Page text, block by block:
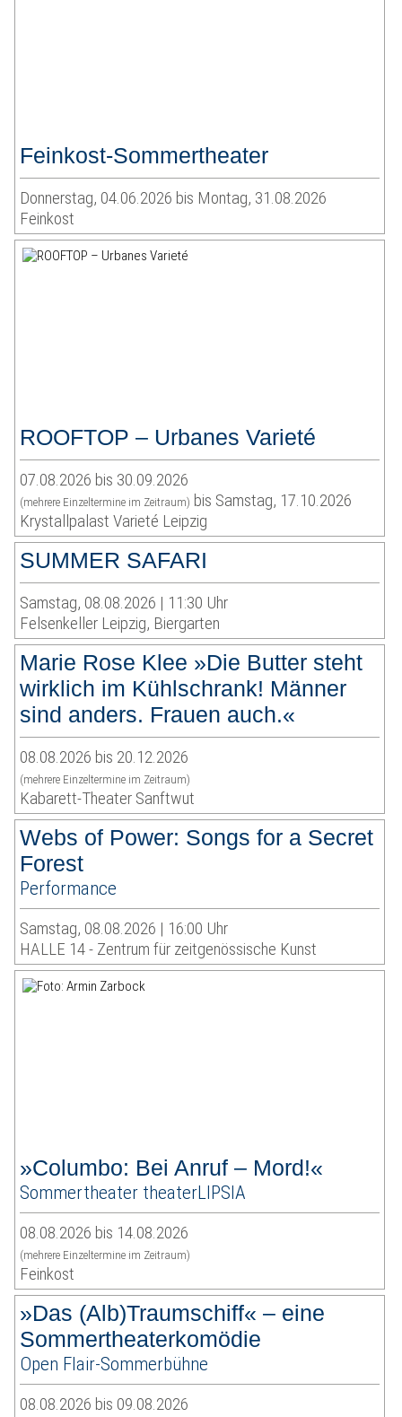
Feinkost-Sommertheater
Donnerstag, 04.06.2026 bis Montag, 31.08.2026
Feinkost
ROOFTOP – Urbanes Varieté
07.08.2026 bis 30.09.2026
(mehrere Einzeltermine im Zeitraum) bis Samstag, 17.10.2026
Krystallpalast Varieté Leipzig
SUMMER SAFARI
Samstag, 08.08.2026 | 11:30 Uhr
Felsenkeller Leipzig, Biergarten
Marie Rose Klee »Die Butter steht
wirklich im Kühlschrank! Männer
sind anders. Frauen auch.«
08.08.2026 bis 20.12.2026
(mehrere Einzeltermine im Zeitraum)
Kabarett-Theater Sanftwut
Webs of Power: Songs for a Secret
Forest
Performance
Samstag, 08.08.2026 | 16:00 Uhr
HALLE 14 - Zentrum für zeitgenössische Kunst
»Columbo: Bei Anruf – Mord!«
Sommertheater theaterLIPSIA
08.08.2026 bis 14.08.2026
(mehrere Einzeltermine im Zeitraum)
Feinkost
»Das (Alb)Traumschiff« – eine
Sommertheaterkomödie
Open Flair-Sommerbühne
08.08.2026 bis 09.08.2026